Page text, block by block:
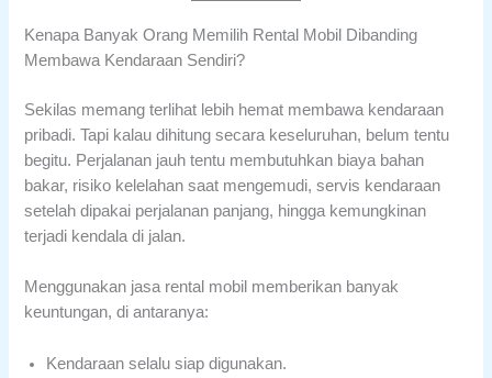
Kenapa Banyak Orang Memilih Rental Mobil Dibanding
Membawa Kendaraan Sendiri?
Sekilas memang terlihat lebih hemat membawa kendaraan
pribadi. Tapi kalau dihitung secara keseluruhan, belum tentu
begitu. Perjalanan jauh tentu membutuhkan biaya bahan
bakar, risiko kelelahan saat mengemudi, servis kendaraan
setelah dipakai perjalanan panjang, hingga kemungkinan
terjadi kendala di jalan.
Menggunakan jasa rental mobil memberikan banyak
keuntungan, di antaranya:
Kendaraan selalu siap digunakan.